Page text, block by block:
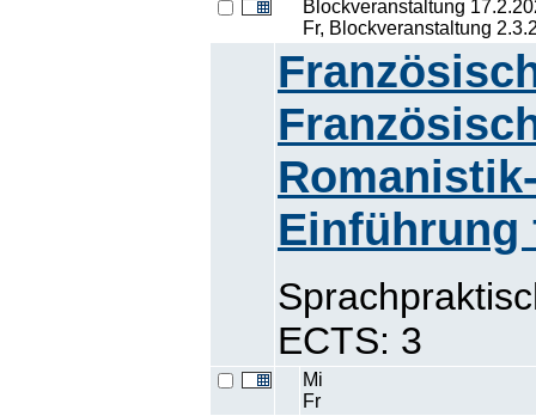
Blockveranstaltung
Fr, Blockveranstaltung
Einführung
ECTS: 3
Mi
Fr